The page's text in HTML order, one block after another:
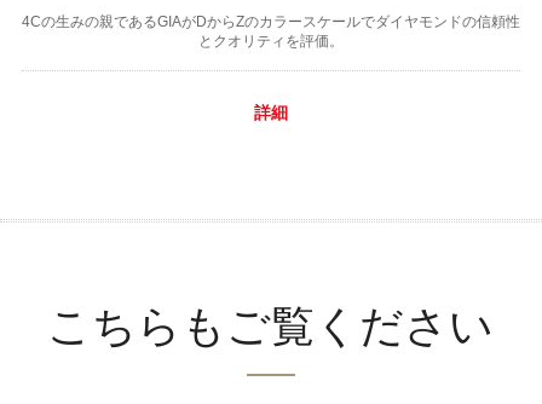
4Cの生みの親であるGIAがDからZのカラースケールでダイヤモンドの信頼性
とクオリティを評価。
詳細
こちらもご覧ください